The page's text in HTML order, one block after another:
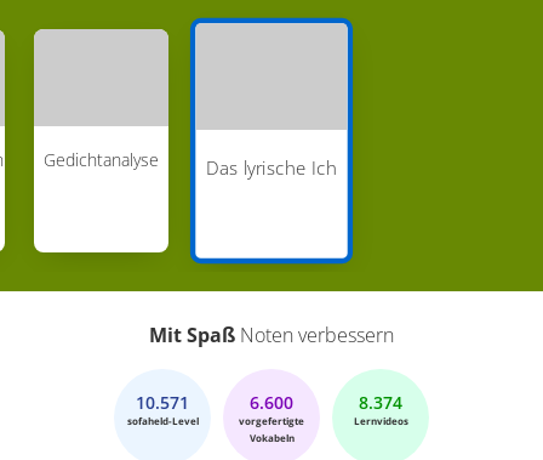
Gedichtanalyse Das lyrische Ich
Mit Spaß Noten verbessern
10.571
sofaheld-Level
6.600
vorgefertigte
Vokabeln
8.374
Lernvideos